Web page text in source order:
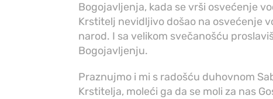
Bogojavljenja, kada se vrši osvećenje
Krstitelj nevidljivo došao na osvećenje
narod. I sa velikom svečanošću
Bogojavljenju.
Praznujmo i mi s radošću duhovnom
Krstitelja, moleći ga da se moli za nas